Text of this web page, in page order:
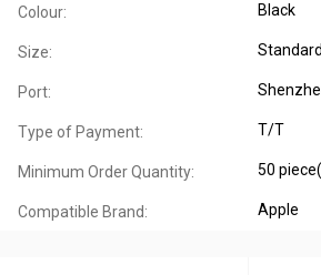
Colour: Black
Size: Standard
Port:
Type of Payment: T/T
Minimum Order Quantity: 50
Compatible Brand: Apple